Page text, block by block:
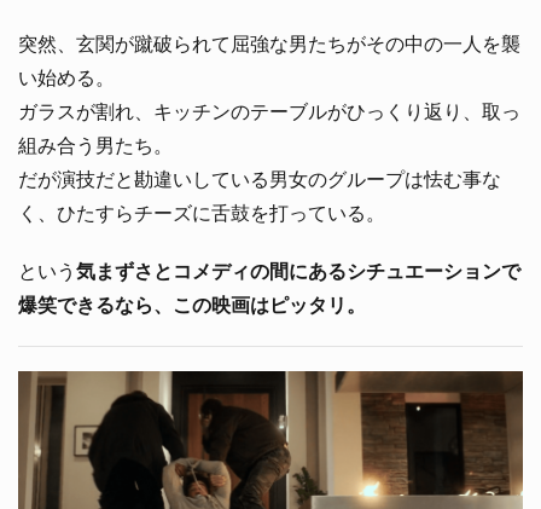
突然、玄関が蹴破られて屈強な男たちがその中の一人を襲
い始める。
ガラスが割れ、キッチンのテーブルがひっくり返り、取っ
組み合う男たち。
だが演技だと勘違いしている男女のグループは怯む事な
く、ひたすらチーズに舌鼓を打っている。
という 気まずさとコメディの間にあるシチュエーションで
爆笑できるなら、この映画はピッタリ。